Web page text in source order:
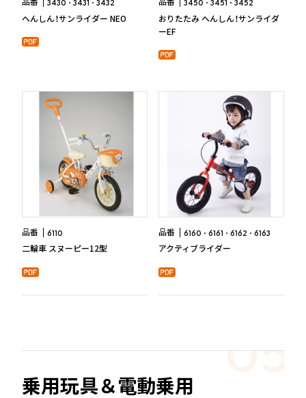
3430 3431 3432
へんしん！サンライダー NEO
3450 3451 3452
おりたたみ へんしん！サンライダ
ーEF
品番 6110
二輪車 スヌーピー12型
品番 6160 6161 6162 6163
アクティブライダー
乗用玩具＆電動乗用